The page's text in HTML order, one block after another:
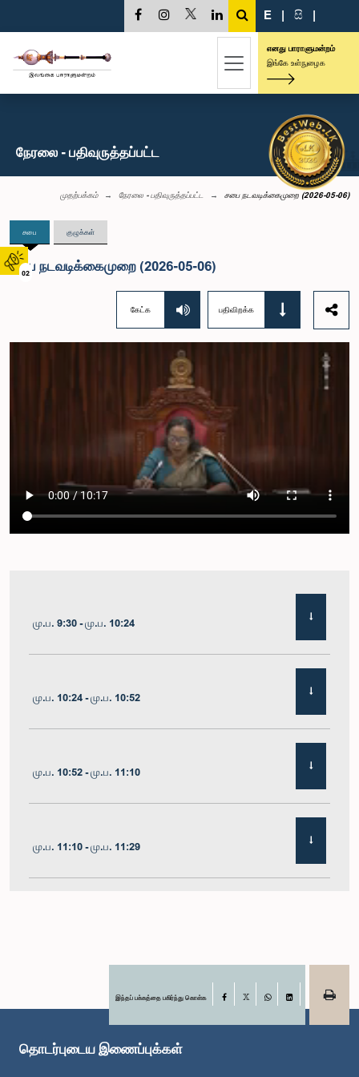
02
E | සි |
எனது பாராளுமன்றம்
இங்கே உள்நுழைக
நேரலை - பதிவுருத்தப்பட்ட
முதற்பக்கம் நேரலை - பதிவுருத்தப்பட்ட சபை நடவடிக்கைமுறை (2026-05-06)
சபை குழுக்கள்
சபை நடவடிக்கைமுறை (2026-05-06)
கேட்க பதிவிறக்க
மு.ப. 9:30 - மு.ப. 10:24
மு.ப. 10:24 - மு.ப. 10:52
மு.ப. 10:52 - மு.ப. 11:10
மு.ப. 11:10 - மு.ப. 11:29
மு.ப. 11:41 - மு.ப. 11:51இந்தப் பக்கத்தை பகிர்ந்து கொள்க Facebook
LinkedIn
தொடர்புடைய இணைப்புக்கள்